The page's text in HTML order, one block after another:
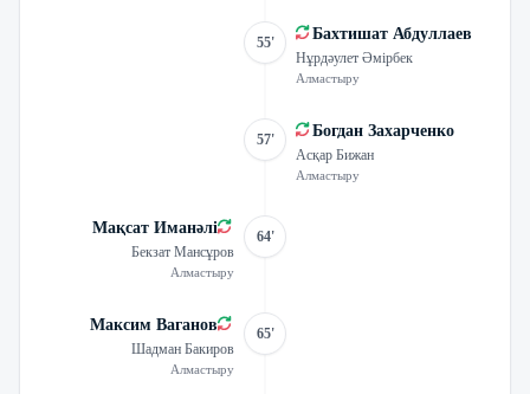
55' Бахтишат Абдуллаев
Нұрдәулет Әмірбек
Алмастыру
57' Богдан Захарченко
Асқар Бижан
Алмастыру
Мақсат Иманәлі
Бекзат Мансұров
Алмастыру
64'
Максим Ваганов
Шадман Бакиров
Алмастыру
65'